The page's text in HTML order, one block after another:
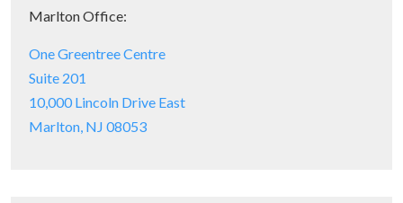
Marlton Office:
One Greentree Centre
Suite 201
10,000 Lincoln Drive East
Marlton, NJ 08053